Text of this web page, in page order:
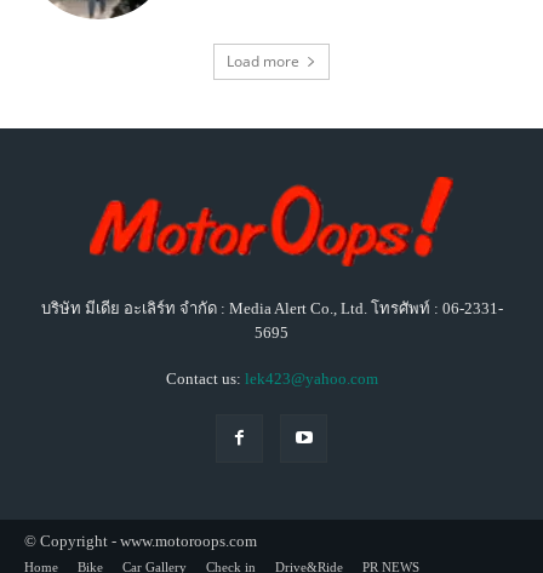
Load more
บริษัท มีเดีย อะเลิร์ท จำกัด : Media Alert Co., Ltd. โทรศัพท์ : 06-2331-
5695
Contact us: lek423@yahoo.com
© Copyright - www.motoroops.com
Home Bike Car Gallery Check in Drive&Ride PR NEWS